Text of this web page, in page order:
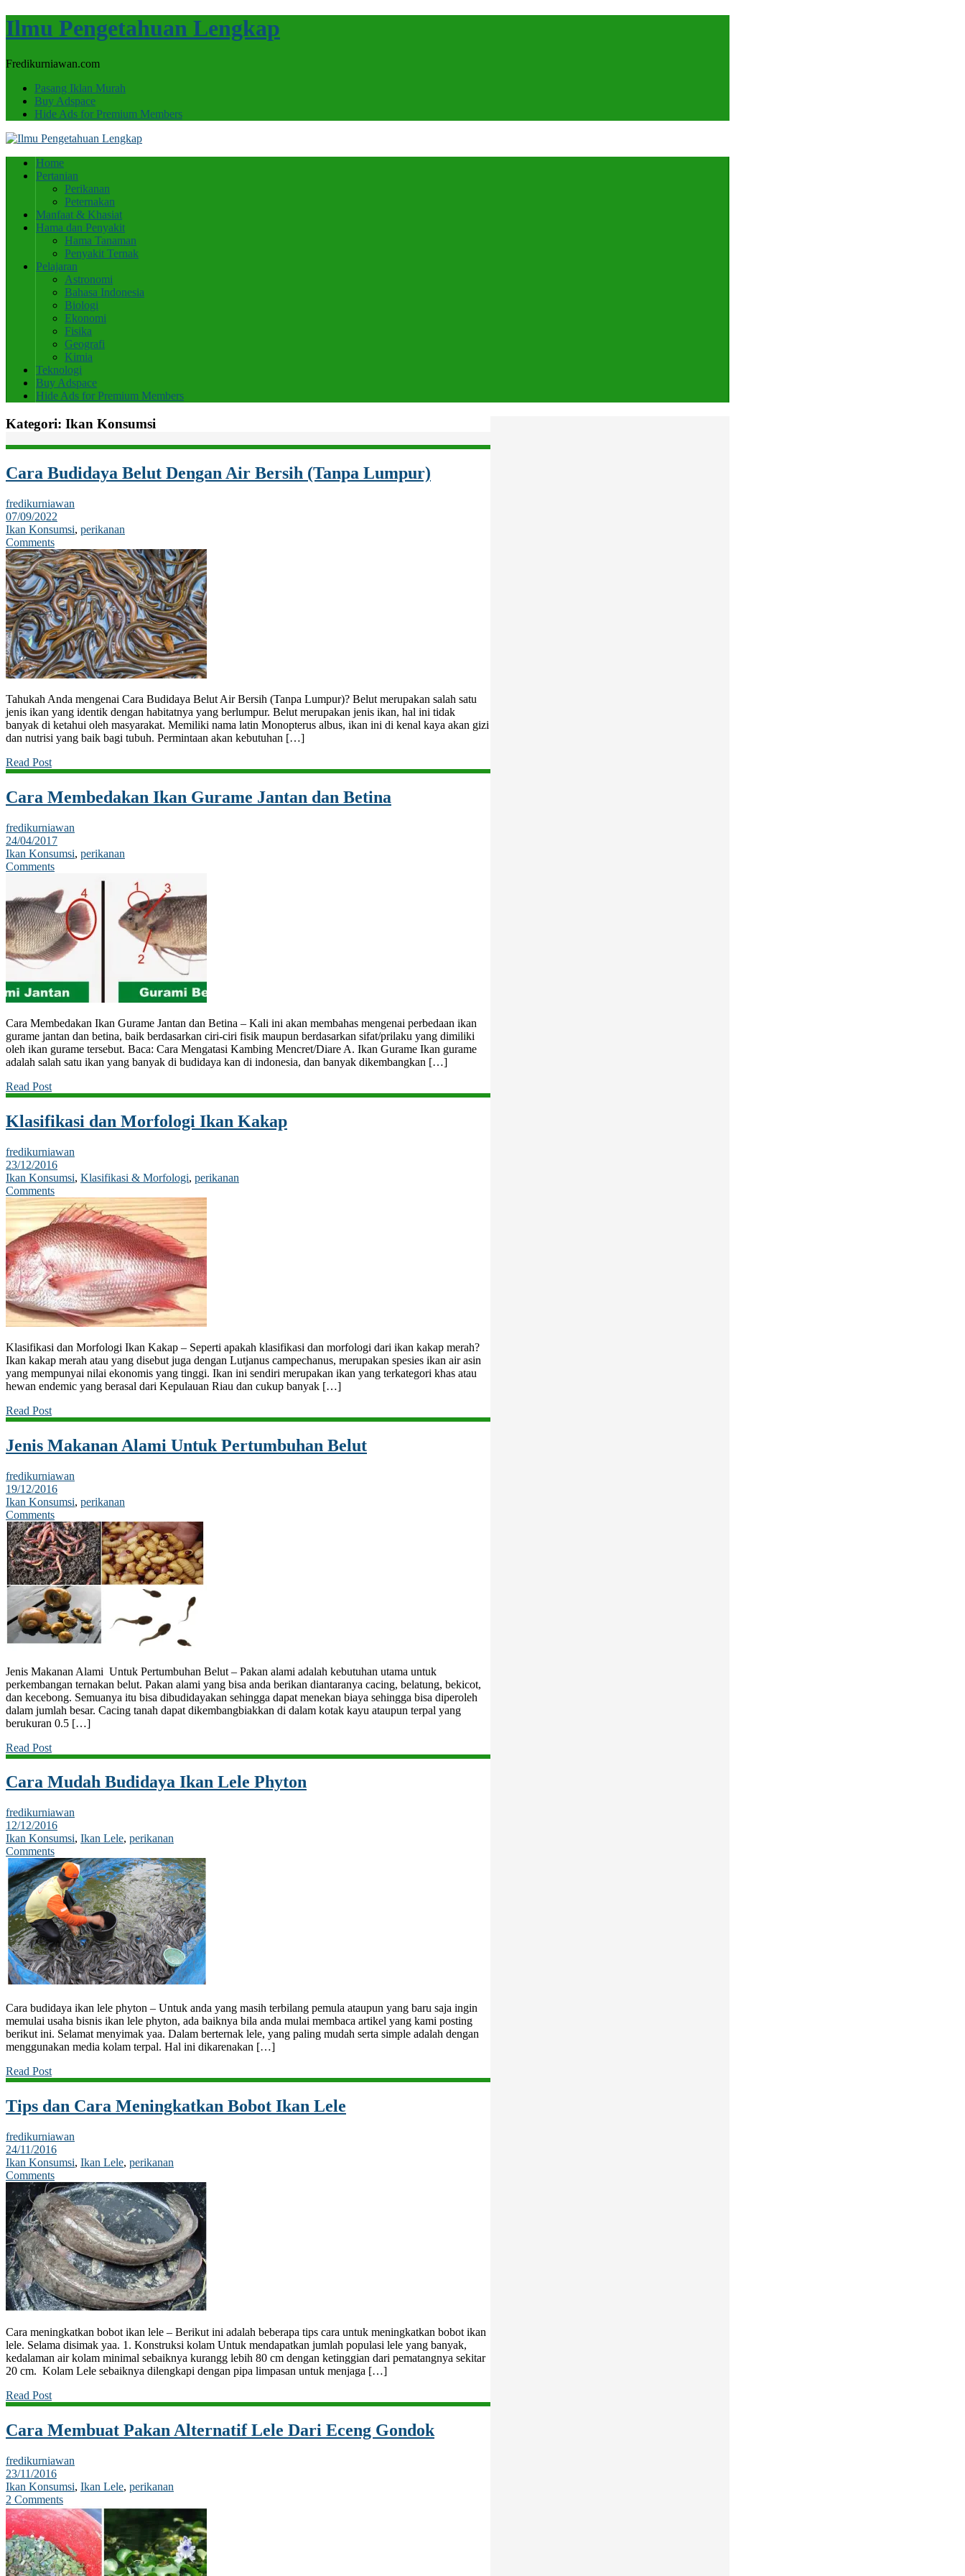
Ilmu Pengetahuan Lengkap
Fredikurniawan.com
Pasang Iklan Murah
Buy Adspace
Hide Ads for Premium Members
Home
Pertanian
Perikanan
Peternakan
Manfaat & Khasiat
Hama dan Penyakit
Hama Tanaman
Penyakit Ternak
Pelajaran
Astronomi
Bahasa Indonesia
Biologi
Ekonomi
Fisika
Geografi
Kimia
Teknologi
Buy Adspace
Hide Ads for Premium Members
Kategori: Ikan Konsumsi
Cara Budidaya Belut Dengan Air Bersih (Tanpa Lumpur)
fredikurniawan
07/09/2022
Ikan Konsumsi, perikanan
Comments
Tahukah Anda mengenai Cara Budidaya Belut Air Bersih (Tanpa Lumpur)? Belut merupakan salah satu
jenis ikan yang identik dengan habitatnya yang berlumpur. Belut merupakan jenis ikan, hal ini tidak
banyak di ketahui oleh masyarakat. Memiliki nama latin Monopterus albus, ikan ini di kenal kaya akan gizi
dan nutrisi yang baik bagi tubuh. Permintaan akan kebutuhan […]
Read Post
Cara Membedakan Ikan Gurame Jantan dan Betina
fredikurniawan
24/04/2017
Ikan Konsumsi, perikanan
Comments
Cara Membedakan Ikan Gurame Jantan dan Betina – Kali ini akan membahas mengenai perbedaan ikan
gurame jantan dan betina, baik berdasarkan ciri-ciri fisik maupun berdasarkan sifat/prilaku yang dimiliki
oleh ikan gurame tersebut. Baca: Cara Mengatasi Kambing Mencret/Diare A. Ikan Gurame Ikan gurame
adalah salah satu ikan yang banyak di budidaya kan di indonesia, dan banyak dikembangkan […]
Read Post
Klasifikasi dan Morfologi Ikan Kakap
fredikurniawan
23/12/2016
Ikan Konsumsi, Klasifikasi & Morfologi, perikanan
Comments
Klasifikasi dan Morfologi Ikan Kakap – Seperti apakah klasifikasi dan morfologi dari ikan kakap merah?
Ikan kakap merah atau yang disebut juga dengan Lutjanus campechanus, merupakan spesies ikan air asin
yang mempunyai nilai ekonomis yang tinggi. Ikan ini sendiri merupakan ikan yang terkategori khas atau
hewan endemic yang berasal dari Kepulauan Riau dan cukup banyak […]
Read Post
Jenis Makanan Alami Untuk Pertumbuhan Belut
fredikurniawan
19/12/2016
Ikan Konsumsi, perikanan
Comments
Jenis Makanan Alami Untuk Pertumbuhan Belut – Pakan alami adalah kebutuhan utama untuk
perkembangan ternakan belut. Pakan alami yang bisa anda berikan diantaranya cacing, belatung, bekicot,
dan kecebong. Semuanya itu bisa dibudidayakan sehingga dapat menekan biaya sehingga bisa diperoleh
dalam jumlah besar. Cacing tanah dapat dikembangbiakkan di dalam kotak kayu ataupun terpal yang
berukuran 0.5 […]
Read Post
Cara Mudah Budidaya Ikan Lele Phyton
fredikurniawan
12/12/2016
Ikan Konsumsi, Ikan Lele, perikanan
Comments
Cara budidaya ikan lele phyton – Untuk anda yang masih terbilang pemula ataupun yang baru saja ingin
memulai usaha bisnis ikan lele phyton, ada baiknya bila anda mulai membaca artikel yang kami posting
berikut ini. Selamat menyimak yaa. Dalam berternak lele, yang paling mudah serta simple adalah dengan
menggunakan media kolam terpal. Hal ini dikarenakan […]
Read Post
Tips dan Cara Meningkatkan Bobot Ikan Lele
fredikurniawan
24/11/2016
Ikan Konsumsi, Ikan Lele, perikanan
Comments
Cara meningkatkan bobot ikan lele – Berikut ini adalah beberapa tips cara untuk meningkatkan bobot ikan
lele. Selama disimak yaa. 1. Konstruksi kolam Untuk mendapatkan jumlah populasi lele yang banyak,
kedalaman air kolam minimal sebaiknya kurangg lebih 80 cm dengan ketinggian dari pematangnya sekitar
20 cm. Kolam Lele sebaiknya dilengkapi dengan pipa limpasan untuk menjaga […]
Read Post
Cara Membuat Pakan Alternatif Lele Dari Eceng Gondok
fredikurniawan
23/11/2016
Ikan Konsumsi, Ikan Lele, perikanan
2 Comments